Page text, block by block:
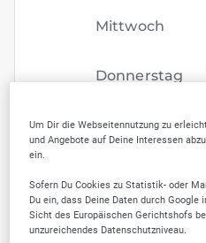
Mittwoch
Donnerstag
Freitag
Sonntag
Um Dir die Webseitennutzung zu
und Angebote auf Deine Interessen
ein.
Sofern Du Cookies zu Statistik- oder
Du ein, dass Deine Daten durch Google
Sicht des Europäischen Gerichtshofs
unzureichendes Datenschutzniveau.